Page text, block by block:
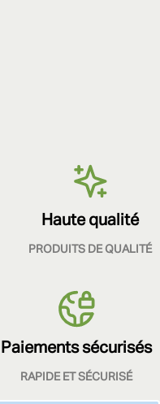
Haute qualité
PRODUITS DE QUALITÉ
Paiements sécurisés
RAPIDE ET SÉCURISÉ